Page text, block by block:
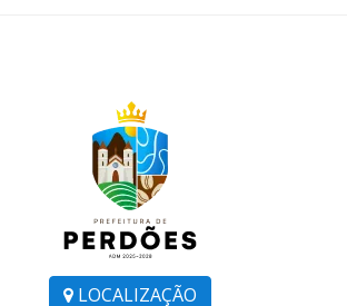
LOCALIZAÇÃO